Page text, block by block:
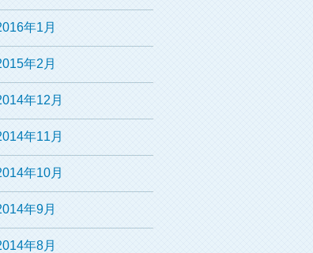
年1月
年2月
年12月
年11月
年10月
年9月
年8月